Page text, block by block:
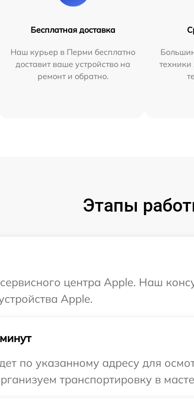
Бесплатная доставка
Наш курьер в Перми бесплатно
доставит ваше устройство на
ремонт и обратно.
Этапы
центра Apple. Наш
Apple.
по указанному адресу для
транспортировку в